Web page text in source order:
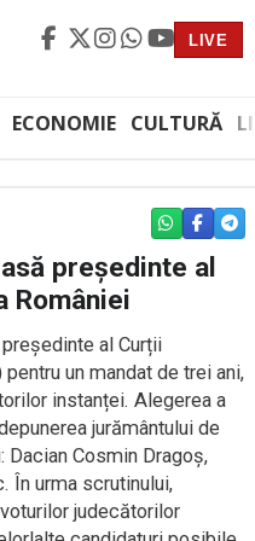
LIVE
ECONOMIE CULTURĂ
WHATSAPP
președinte al
României
al Curții
un mandat de trei ani,
instanței. Alegerea a
jurământului de
Cosmin Dragoș,
În urma scrutinului,
judecătorilor